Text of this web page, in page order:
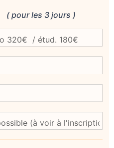
( pour les 3 jours )